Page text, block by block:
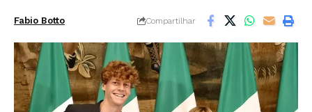
Fabio Botto Compartilhar